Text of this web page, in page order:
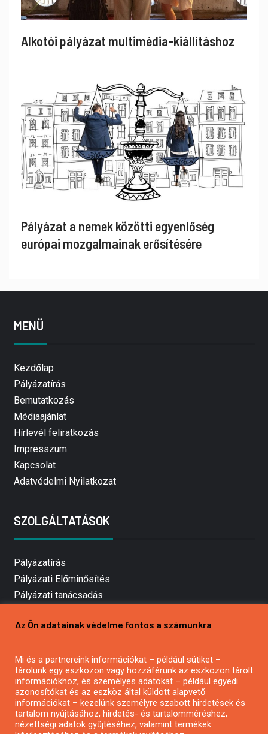
Alkotói pályázat multimédia-kiállításhoz
Pályázat a nemek közötti egyenlőség
európai mozgalmainak erősítésére
MENÜ
Kezdőlap
Pályázatírás
Bemutatkozás
Médiaajánlat
Hírlevél feliratkozás
Impresszum
Kapcsolat
Adatvédelmi Nyilatkozat
SZOLGÁLTATÁSOK
Pályázatírás
Pályázati Előminősítés
Pályázati tanácsadás
Mezőgazdasági pályázatírás
Pályázatírás civil szervezeteknek
Pályázatírás önkormányzatoknak
Pályázatfigyelés
Specifikus pályázatfigyelés vagy hírlevél
Az Ön adatainak védelme fontos a számunkra
Mi és a partnereink információkat – például sütiket –
tárolunk egy eszközön vagy hozzáférünk az eszközön tárolt
információkhoz, és személyes adatokat – például egyedi
azonosítókat és az eszköz által küldött alapvető
információkat – kezelünk személyre szabott hirdetések és
tartalom nyújtásához, hirdetés- és tartalomméréshez,
nézettségi adatok gyűjtéséhez, valamint termékek